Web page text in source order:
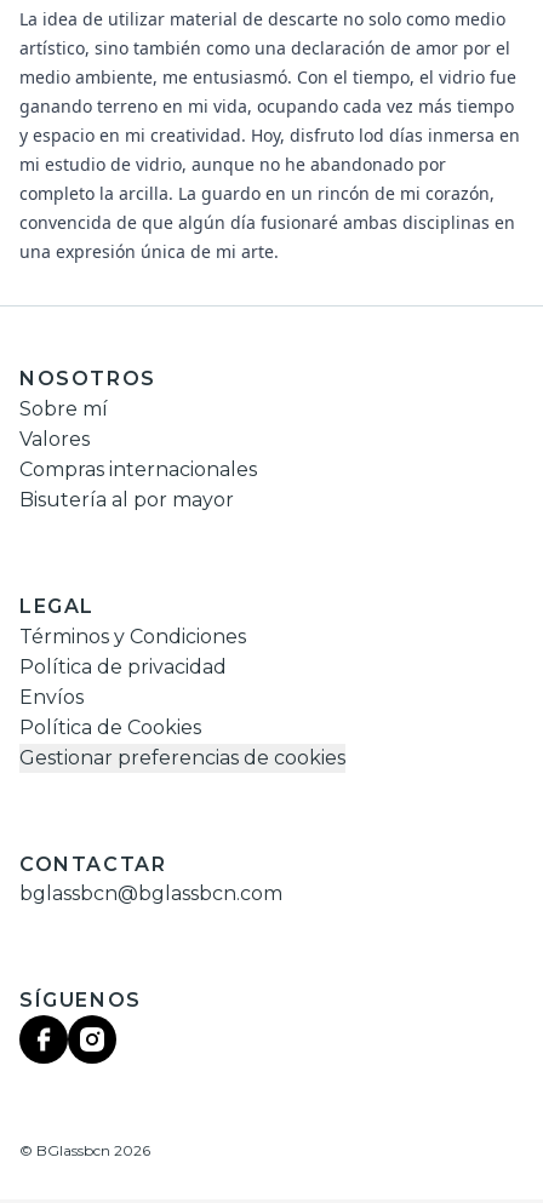
La idea de utilizar material de descarte no solo como medio
artístico, sino también como una declaración de amor por el
medio ambiente, me entusiasmó. Con el tiempo, el vidrio fue
ganando terreno en mi vida, ocupando cada vez más tiempo
y espacio en mi creatividad. Hoy, disfruto lod días inmersa en
mi estudio de vidrio, aunque no he abandonado por
completo la arcilla. La guardo en un rincón de mi corazón,
convencida de que algún día fusionaré ambas disciplinas en
una expresión única de mi arte.
NOSOTROS
Sobre mí
Valores
Compras internacionales
Bisutería al por mayor
LEGAL
Términos y Condiciones
Política de privacidad
Envíos
Política de Cookies
Gestionar preferencias de cookies
CONTACTAR
bglassbcn@bglassbcn.com
SÍGUENOS
© BGlassbcn 2026